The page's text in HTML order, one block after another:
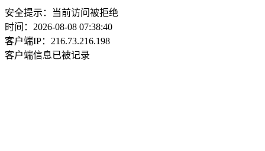
安全提示：当前访问被拒绝
时间：2026-08-08 07:38:40
客户端IP：216.73.216.198
客户端信息已被记录